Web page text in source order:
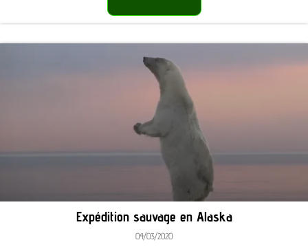
Expédition sauvage en Alaska
04/03/2020